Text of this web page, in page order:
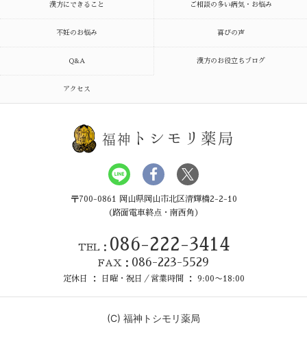
漢方にできること ご相談の多い病気・お悩み
不妊のお悩み 喜びの声
Q&A 漢方のお役立ちブログ
アクセス
福神 トシモリ薬局
〒700-0861 岡山県岡山市北区清輝橋2-2-10
（路面電車終点・南西角）
TEL： 086-222-3414
FAX： 086-223-5529
定休日 ： 日曜・祝日／営業時間 ： 9:00〜18:00
(C) 福神トシモリ薬局